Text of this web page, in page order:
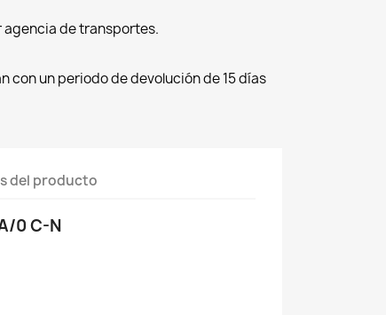
agencia de transportes.
con un periodo de devolución de 15 días
del producto
0 C-N